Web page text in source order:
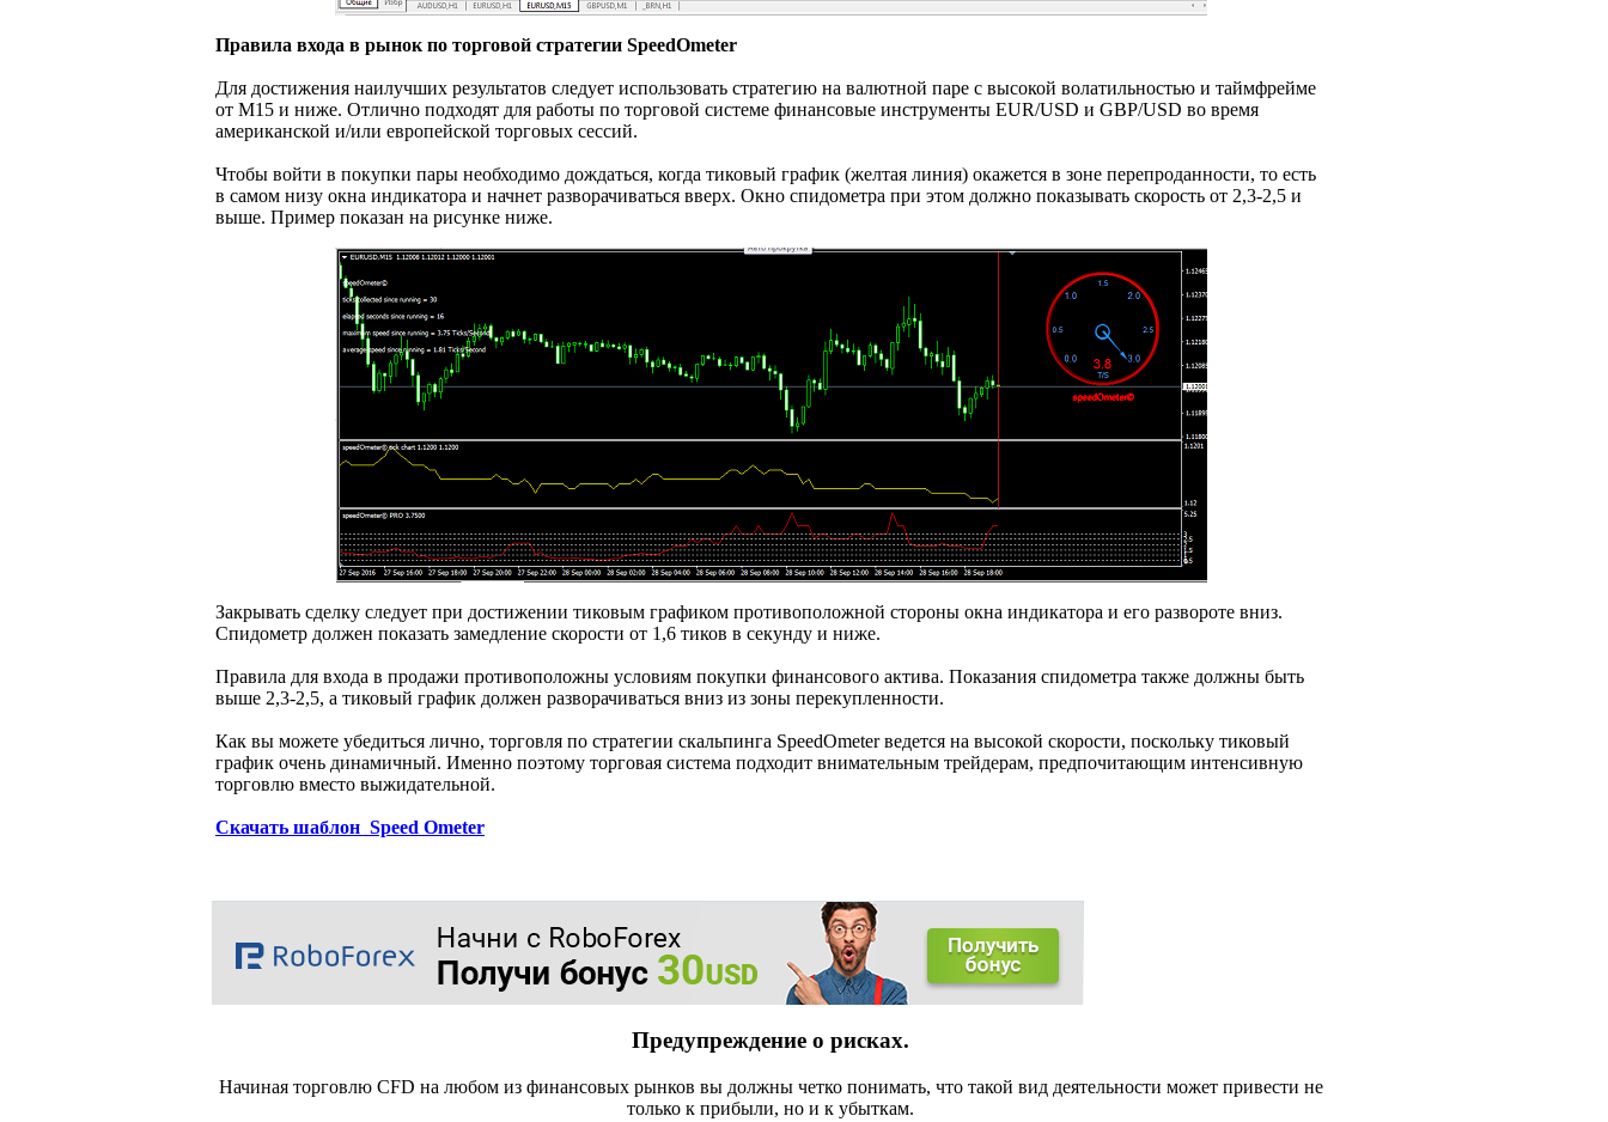
Правила входа в рынок по торговой стратегии SpeedOmeter
Для достижения наилучших результатов следует использовать стратегию на валютной паре с высокой волатильностью и таймфрейме
от М15 и ниже. Отлично подходят для работы по торговой системе финансовые инструменты EUR/USD и GBP/USD во время
американской и/или европейской торговых сессий.
Чтобы войти в покупки пары необходимо дождаться, когда тиковый график (желтая линия) окажется в зоне перепроданности, то есть
в самом низу окна индикатора и начнет разворачиваться вверх. Окно спидометра при этом должно показывать скорость от 2,3-2,5 и
выше. Пример показан на рисунке ниже.
Закрывать сделку следует при достижении тиковым графиком противоположной стороны окна индикатора и его развороте вниз.
Спидометр должен показать замедление скорости от 1,6 тиков в секунду и ниже.
Правила для входа в продажи противоположны условиям покупки финансового актива. Показания спидометра также должны быть
выше 2,3-2,5, а тиковый график должен разворачиваться вниз из зоны перекупленности.
Как вы можете убедиться лично, торговля по стратегии скальпинга SpeedOmeter ведется на высокой скорости, поскольку тиковый
график очень динамичный. Именно поэтому торговая система подходит внимательным трейдерам, предпочитающим интенсивную
торговлю вместо выжидательной.
Скачать шаблон Speed Ometer
Предупреждение о рисках.
Начиная торговлю CFD на любом из финансовых рынков вы должны четко понимать, что такой вид деятельности может привести не
только к прибыли, но и к убыткам.